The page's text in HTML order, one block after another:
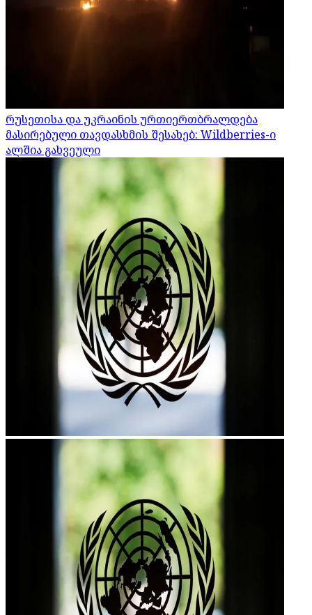
რუსეთისა და უკრაინის ურთიერთბრალდება
მასირებული თავდასხმის შესახებ: Wildberries-ი
ალშია გახვეული